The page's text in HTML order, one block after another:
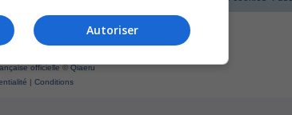
by
Christian 2.0
3.3.x by
version: 1.1.8
officielle©Qiaeru
| Conditions
Autoriser